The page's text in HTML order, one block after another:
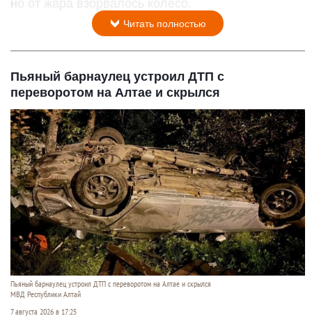
но от жара взорвалось колесо.
Читать полностью
Пьяный барнаулец устроил ДТП с
переворотом на Алтае и скрылся
Пьяный барнаулец устроил ДТП с переворотом на Алтае и скрылся
МВД Республики Алтай
7 августа 2026 в 17:25